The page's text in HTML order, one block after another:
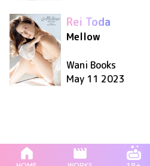
Rei Toda
Mellow
Wani Books
May 11 2023